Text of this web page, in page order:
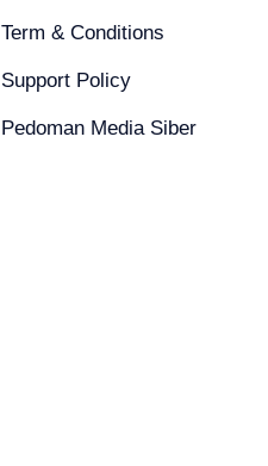
Term & Conditions
Support Policy
Pedoman Media Siber